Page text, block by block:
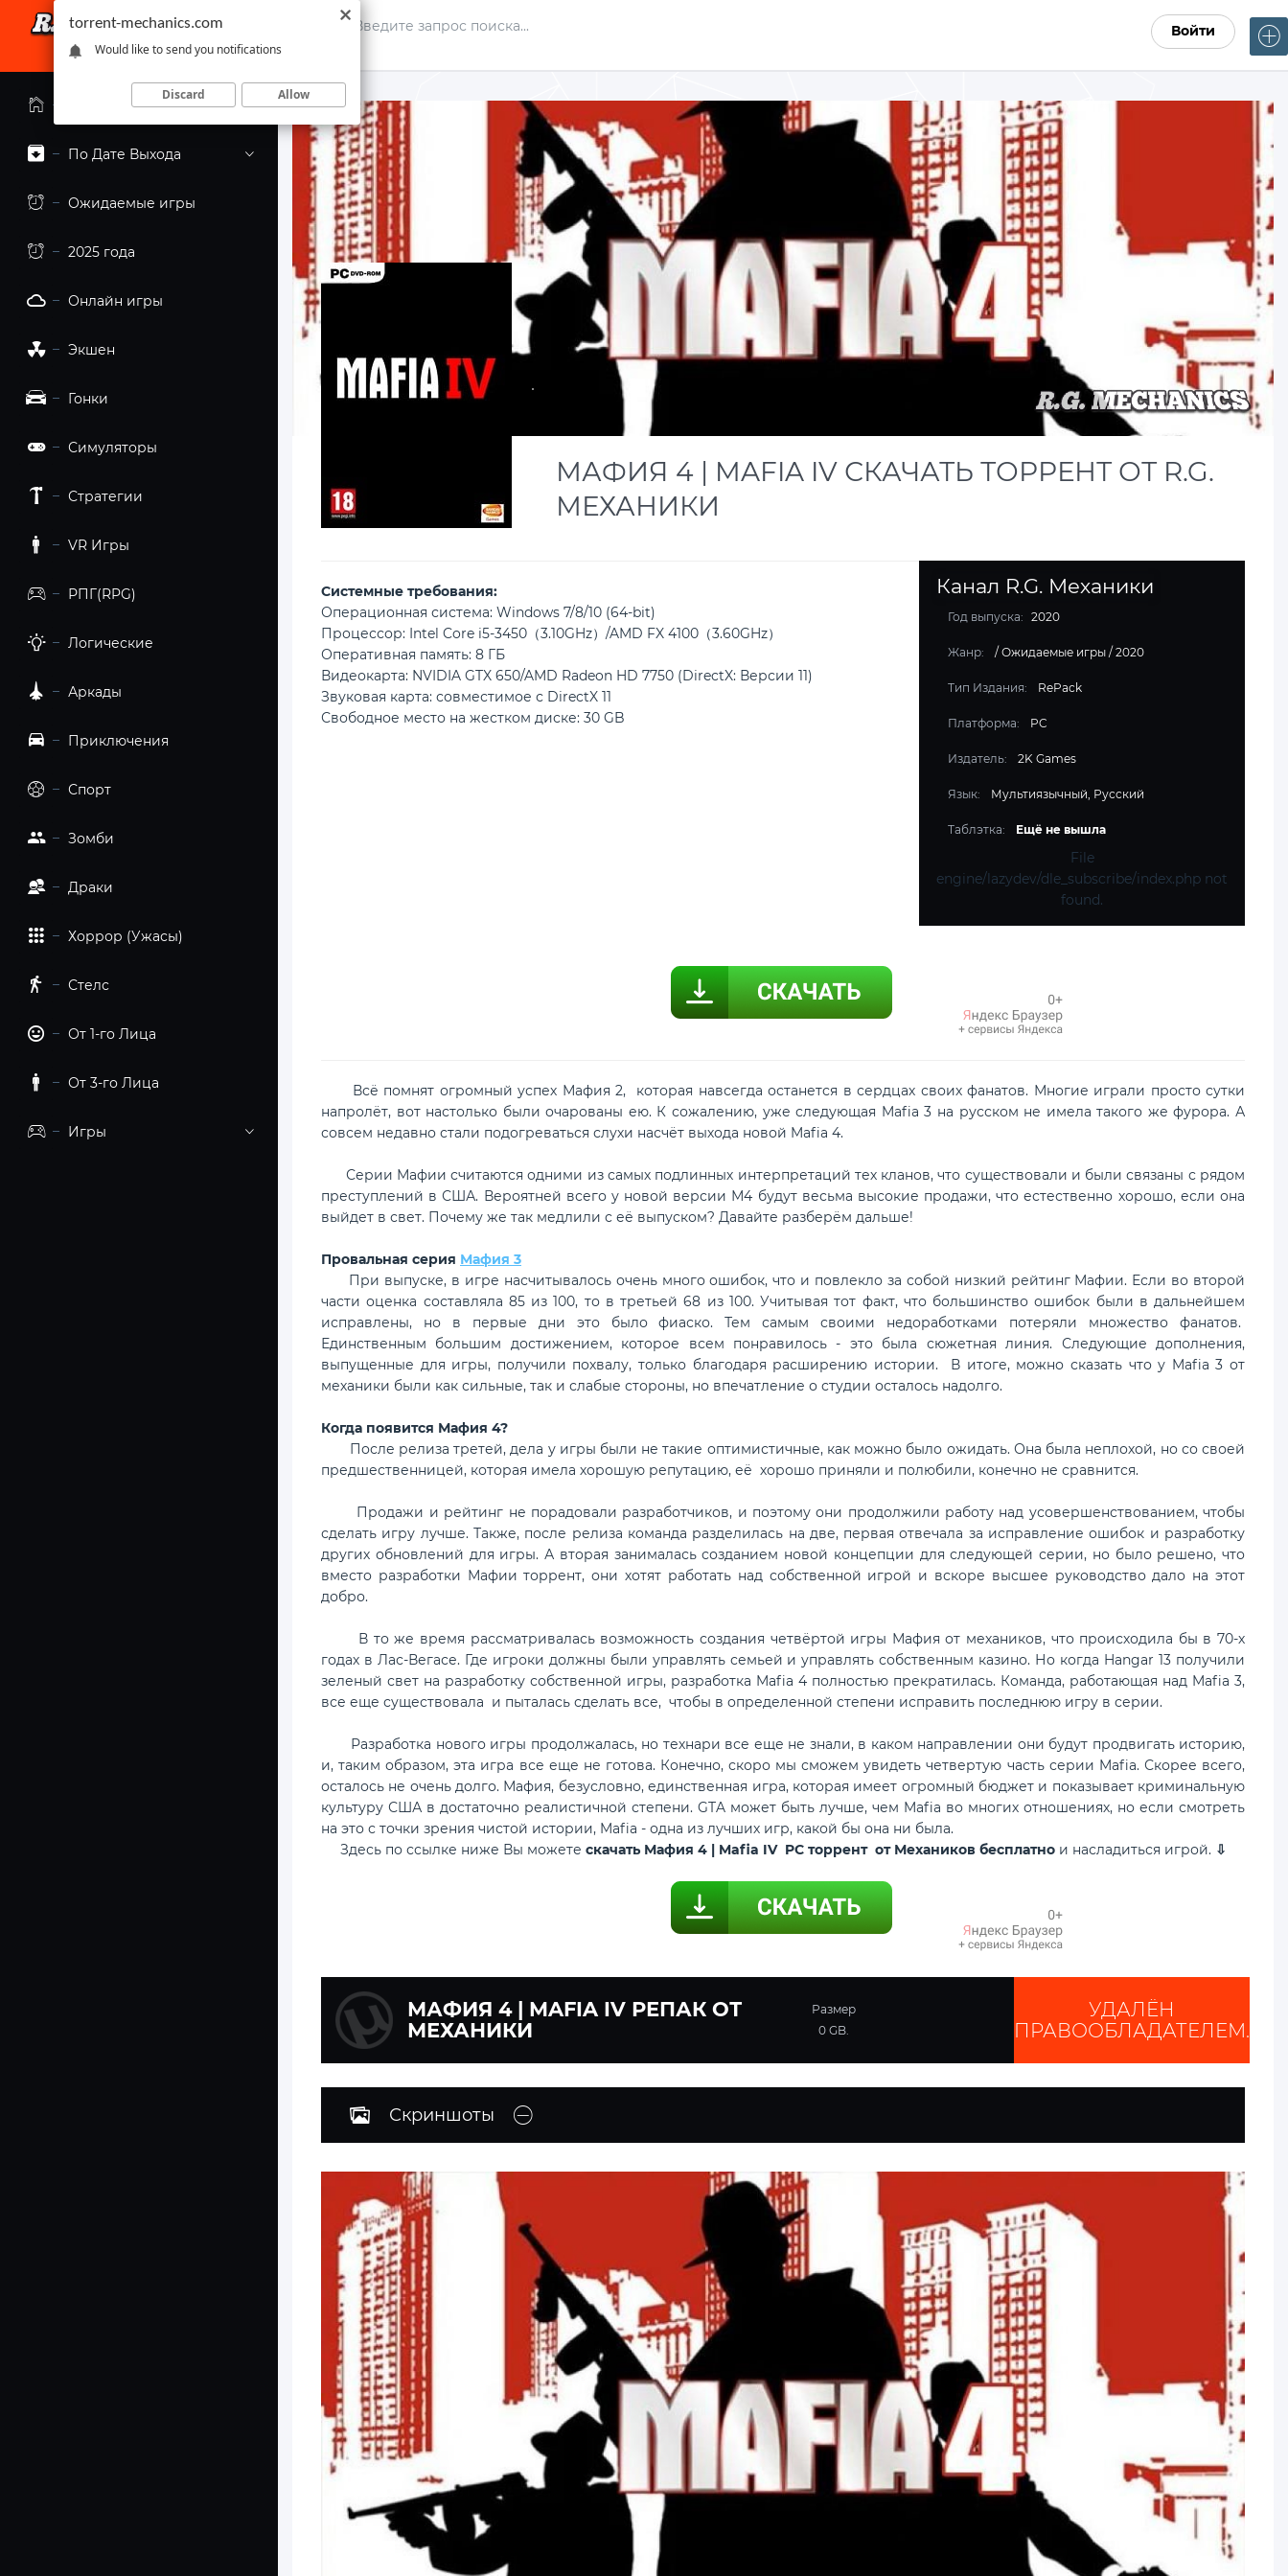
Войти
Главная страница
По Дате Выхода
Ожидаемые игры
2025 года
Онлайн игры
Экшен
Гонки
Симуляторы
Стратегии
VR Игры
РПГ(RPG)
Логические
Аркады
Приключения
Спорт
Зомби
Драки
Хоррор (Ужасы)
Стелс
От 1-го Лица
От 3-го Лица
Игры
МАФИЯ 4 | MAFIA IV СКАЧАТЬ ТОРРЕНТ ОТ R.G.
МЕХАНИКИ
Канал R.G. Механики
Год выпуска: 2020
Жанр: /Ожидаемые игры /2020
Тип Издания: RePack
Платформа: PC
Издатель: 2K Games
Язык: Мультиязычный, Русский
Таблэтка: Ещё не вышла
File
engine/lazydev/dle_subscribe/index.php not
found.
Cистемные требования:
Операционная система: Windows 7/8/10 (64-bit)
Процессор: Intel Core i5-3450（3.10GHz）/AMD FX 4100（3.60GHz）
Оперативная память: 8 ГБ
Видеокарта: NVIDIA GTX 650/AMD Radeon HD 7750 (DirectX: Версии 11)
Звуковая карта: совместимое с DirectX 11
Свободное место на жестком диске: 30 GB
Всё помнят огромный успех Мафия 2, которая навсегда останется в сердцах своих фанатов. Многие играли просто сутки
напролёт, вот настолько были очарованы ею. К сожалению, уже следующая Mafia 3 на русском не имела такого же фурора. А
совсем недавно стали подогреваться слухи насчёт выхода новой Mafia 4.
Серии Мафии считаются одними из самых подлинных интерпретаций тех кланов, что существовали и были связаны с рядом
преступлений в США. Вероятней всего у новой версии М4 будут весьма высокие продажи, что естественно хорошо, если она
выйдет в свет. Почему же так медлили с её выпуском? Давайте разберём дальше!
Провальная серия Мафия 3
При выпуске, в игре насчитывалось очень много ошибок, что и повлекло за собой низкий рейтинг Мафии. Если во второй
части оценка составляла 85 из 100, то в третьей 68 из 100. Учитывая тот факт, что большинство ошибок были в дальнейшем
исправлены, но в первые дни это было фиаско. Тем самым своими недоработками потеряли множество фанатов.
Единственным большим достижением, которое всем понравилось - это была сюжетная линия. Следующие дополнения,
выпущенные для игры, получили похвалу, только благодаря расширению истории. В итоге, можно сказать что у Mafia 3 от
механики были как сильные, так и слабые стороны, но впечатление о студии осталось надолго.
Когда появится Мафия 4?
После релиза третей, дела у игры были не такие оптимистичные, как можно было ожидать. Она была неплохой, но со своей
предшественницей, которая имела хорошую репутацию, её хорошо приняли и полюбили, конечно не сравнится.
Продажи и рейтинг не порадовали разработчиков, и поэтому они продолжили работу над усовершенствованием, чтобы
сделать игру лучше. Также, после релиза команда разделилась на две, первая отвечала за исправление ошибок и разработку
других обновлений для игры. А вторая занималась созданием новой концепции для следующей серии, но было решено, что
вместо разработки Мафии торрент, они хотят работать над собственной игрой и вскоре высшее руководство дало на этот
добро.
В то же время рассматривалась возможность создания четвёртой игры Мафия от механиков, что происходила бы в 70-х
годах в Лас-Вегасе. Где игроки должны были управлять семьей и управлять собственным казино. Но когда Hangar 13 получили
зеленый свет на разработку собственной игры, разработка Mafia 4 полностью прекратилась. Команда, работающая над Mafia 3,
все еще существовала и пыталась сделать все, чтобы в определенной степени исправить последнюю игру в серии.
Разработка нового игры продолжалась, но технари все еще не знали, в каком направлении они будут продвигать историю,
и, таким образом, эта игра все еще не готова. Конечно, скоро мы сможем увидеть четвертую часть серии Mafia. Скорее всего,
осталось не очень долго. Мафия, безусловно, единственная игра, которая имеет огромный бюджет и показывает криминальную
культуру США в достаточно реалистичной степени. GTA может быть лучше, чем Mafia во многих отношениях, но если смотреть
на это с точки зрения чистой истории, Mafia - одна из лучших игр, какой бы она ни была.
Здесь по ссылке ниже Вы можете скачать Мафия 4 | Mafia IV PC торрент от Механиков бесплатнои насладиться игрой. ⇩
МАФИЯ 4 | MAFIA IV РЕПАК ОТ
МЕХАНИКИ
Размер
0 GB.
УДАЛЁН
ПРАВООБЛАДАТЕЛЕМ.
Скриншоты
torrent-mechanics.com
Would like to send you notifications
Discard Allow